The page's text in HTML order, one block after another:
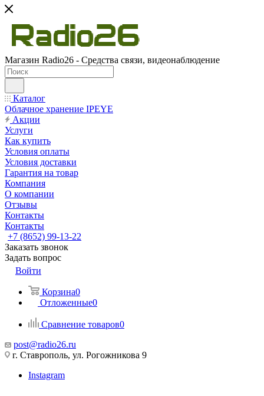
Магазин Radio26 - Средства связи, видеонаблюдение
Каталог
Облачное хранение IPEYE
Акции
Услуги
Как купить
Условия оплаты
Условия доставки
Гарантия на товар
Компания
О компании
Отзывы
Контакты
Контакты
+7 (8652) 99-13-22
Заказать звонок
Задать вопрос
Войти
Корзина0
Отложенные0
Сравнение товаров0
post@radio26.ru
г. Ставрополь, ул. Рогожникова 9
Instagram